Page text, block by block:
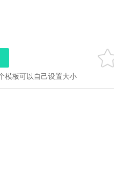
模板可以自己设置大小